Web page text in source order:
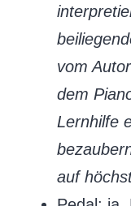
vom
dem
Lernhilfe
auf